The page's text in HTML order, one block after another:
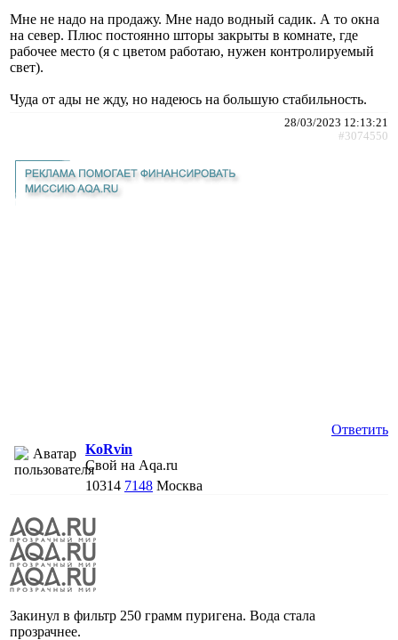
Мне не надо на продажу. Мне надо водный садик. А то окна
на север. Плюс постоянно шторы закрыты в комнате, где
рабочее место (я с цветом работаю, нужен контролируемый
свет).
Чуда от ады не жду, но надеюсь на большую стабильность.
28/03/2023 12:13:21
#3074550
Ответить
KoRvin
Свой на Aqa.ru
10314 7148 Москва
Закинул в фильтр 250 грамм пуригена. Вода стала
прозрачнее.